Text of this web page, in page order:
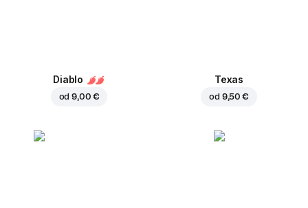
Diablo
od9,00 €
Texas
od 9,50 €